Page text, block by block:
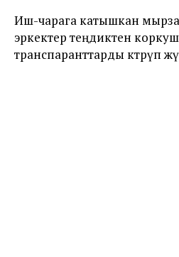
Иш-чарага катышкан
эркектер теңдиктен
транспаранттарды көтөрүп